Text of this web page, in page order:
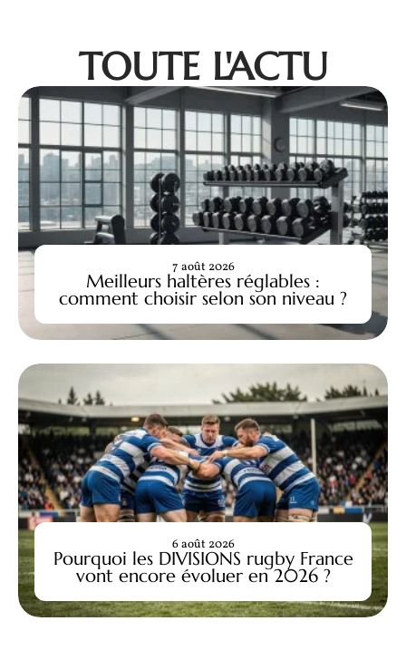
TOUTE L'ACTU
Meilleurs haltères réglables :
comment choisir selon son niveau ?
7 août 2026
Pourquoi les DIVISIONS rugby France
vont encore évoluer en 2026 ?
6 août 2026